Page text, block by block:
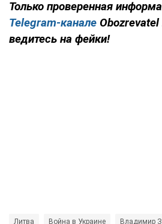
Только проверенная
Telegram-канале Obozrevatel
ведитесь на фейки!
Литва Война в Украине Владимир